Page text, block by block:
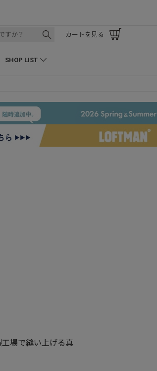
SHOP LIST
カートを見る
場で縫い上げる真